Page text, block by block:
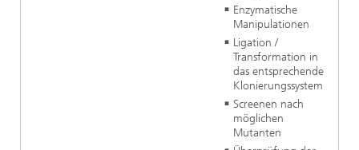
Enzymatische
Manipulationen
Ligation /
Transformation in
das entsprechende
Klonierungssystem
Screenen nach
möglichen
Mutanten